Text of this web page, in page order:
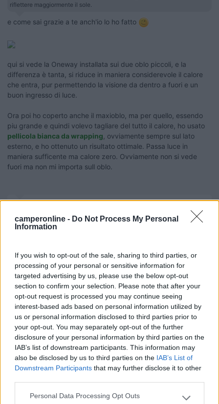
camperonline - Do Not Process My Personal
Information
If you wish to opt-out of the sale, sharing to third parties, or
processing of your personal or sensitive information for
targeted advertising by us, please use the below opt-out
section to confirm your selection. Please note that after your
opt-out request is processed you may continue seeing
interest-based ads based on personal information utilized by
us or personal information disclosed to third parties prior to
your opt-out. You may separately opt-out of the further
disclosure of your personal information by third parties on the
IAB’s list of downstream participants. This information may
also be disclosed by us to third parties on the IAB’s List of
Downstream Participants that may further disclose it to other
Please note that this website/app uses one or more Google
Personal Data Processing Opt Outs
riflettere maggiormente il sole.
e come sai grazie a te anch'io lo ho fatto
qui si vede la Oneway installata sui due oblo piccoli, e la
differenza è tanta, si riduce in maniera considerevole il calore
che entra, pur permettendo la visione da dentro a fuori e un
buon ingresso di luce.
Ora poi ho coperto anche il maxioblo, ma per quello, essendo
piu grande e quindi volevo tagliare del tutto il calore, ho usato
pellicola bianca da wrapping , ovviamente sempre sul lato
esterno, e ho ottenuto un risultato ottimale. Passa luce in
maniera sufficente ma calore zero. Ovviamente non si vede
fuori ma non mi importa sull oblo.
____________________________________
Tommaso IZ4DJI
cristiano1973
1028
Inserito il14/09/2017 alle:13:54:51
Quindi, da quanto ho capito queste pellicole anche se colorate
permettono di vedere all'esterno e lasciano passare la luce,
quindi ottimali per estate. Mi chiedo se in inverno non ostacolino
troppo la luce, in oltre le avete applicate da soli?
PS: per Greanpeace, mi potresti postare una foto delle finestre
laterali? Grazie